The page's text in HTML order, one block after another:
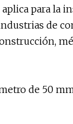
para la
de
de 50